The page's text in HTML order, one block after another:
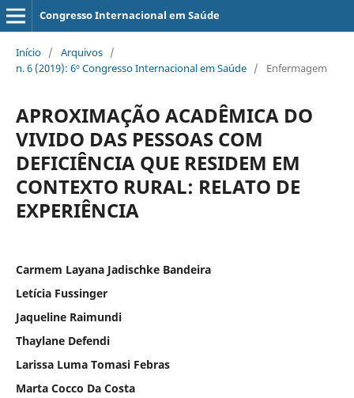
Congresso Internacional em Saúde
Início / Arquivos /
n. 6 (2019): 6º Congresso Internacional em Saúde / Enfermagem
APROXIMAÇÃO ACADÊMICA DO
VIVIDO DAS PESSOAS COM
DEFICIÊNCIA QUE RESIDEM EM
CONTEXTO RURAL: RELATO DE
EXPERIÊNCIA
Carmem Layana Jadischke Bandeira
Letícia Fussinger
Jaqueline Raimundi
Thaylane Defendi
Larissa Luma Tomasi Febras
Marta Cocco Da Costa